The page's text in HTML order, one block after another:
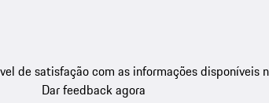
de satisfação com as informações disponíveis
Dar feedback agora